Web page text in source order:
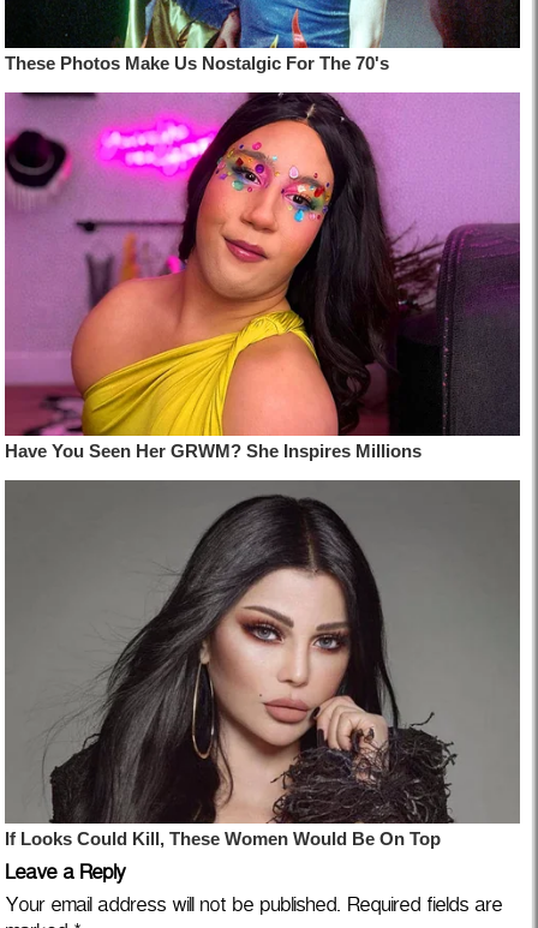
Leave a Reply
Your email address will not be published. Required fields are